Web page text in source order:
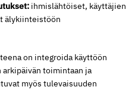
ihmislähtöiset, käyttäjien
älykiinteistöön
on integroida käyttöön
toimintaan ja
myös tulevaisuuden